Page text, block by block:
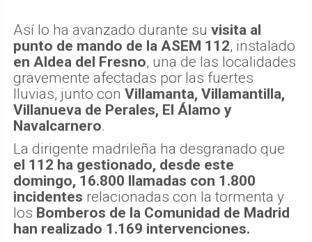
Así lo ha avanzado durante su visita al
punto de mando de la ASEM 112, instalado
en Aldea del Fresno, una de las localidades
gravemente afectadas por las fuertes
lluvias, junto con Villamanta, Villamantilla,
Villanueva de Perales, El Álamo y
Navalcarnero.
La dirigente madrileña ha desgranado que
el 112 ha gestionado, desde este
domingo, 16.800 llamadas con 1.800
incidentes relacionadas con la tormenta y
los Bomberos de la Comunidad de Madrid
han realizado 1.169 intervenciones.